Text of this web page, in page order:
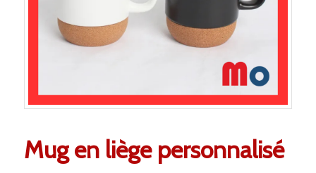
Mug en liège personnalisé